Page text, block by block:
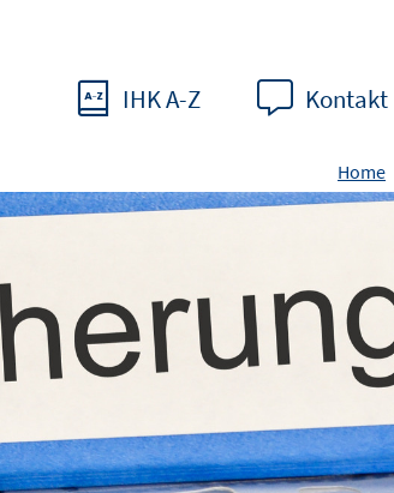
IHK A-Z Kontakt
Home